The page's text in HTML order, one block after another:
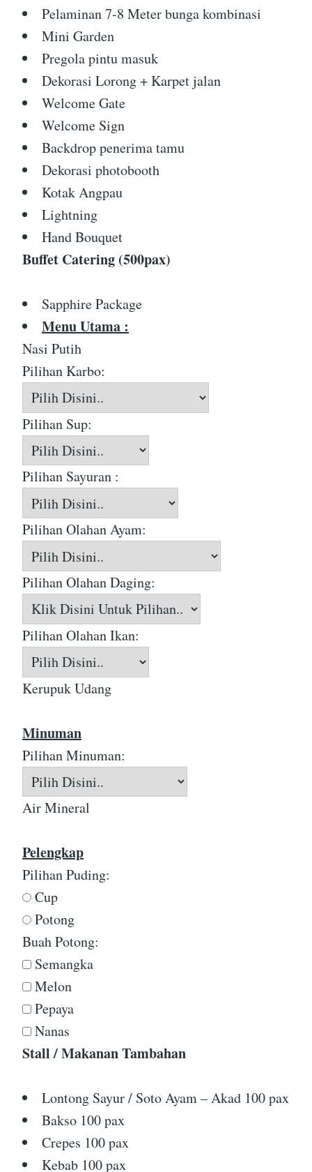
Pelaminan 7-8 Meter bunga kombinasi
Mini Garden
Pregola pintu masuk
Dekorasi Lorong + Karpet jalan
Welcome Gate
Welcome Sign
Backdrop penerima tamu
Dekorasi photobooth
Kotak Angpau
Lightning
Hand Bouquet
Buffet Catering (500pax)
Sapphire Package
Menu Utama :
Nasi Putih
Pilihan Karbo:
Pilihan Sup:
Pilihan Sayuran :
Pilihan Olahan Ayam:
Pilihan Olahan Daging:
Pilihan Olahan Ikan:
Kerupuk Udang
Minuman
Pilihan Minuman:
Air Mineral
Pelengkap
Pilihan Puding:
Cup
Potong
Buah Potong:
Semangka
Melon
Pepaya
Nanas
Stall / Makanan Tambahan
Lontong Sayur / Soto Ayam – Akad 100 pax
Bakso 100 pax
Crepes 100 pax
Kebab 100 pax